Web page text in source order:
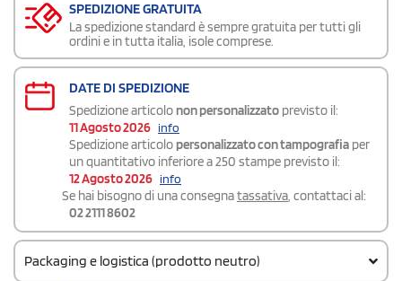
SPEDIZIONE GRATUITA
La spedizione standard è sempre gratuita per tutti gli
ordini e in tutta italia, isole comprese.
DATE DI SPEDIZIONE
Spedizione articolo non personalizzato previsto il:
11 Agosto 2026 info
Spedizione articolo personalizzato con tampografia per
un quantitativo inferiore a 250 stampe previsto il:
12 Agosto 2026 info
Se hai bisogno di una consegnatassativa, contattaci al:
02 2111 8602
Packaging e logistica (prodotto neutro)